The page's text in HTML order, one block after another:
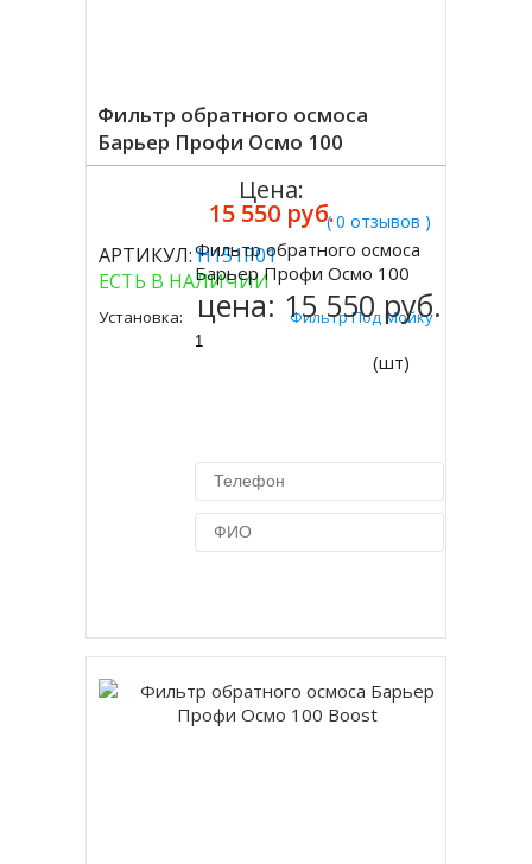
Фильтр обратного осмоса
Барьер Профи Осмо 100
( 0 отзывов )
АРТИКУЛ:Н151Р01
ЕСТЬ В НАЛИЧИИ
Установка: Фильтр Под Мойку
Цена:
15 550 руб.
Купить
Фильтр обратного осмоса
Барьер Профи Осмо 100
цена: 15 550 руб.
(шт)